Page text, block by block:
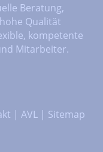
Beratung,
Qualität
kompetente
Mitarbeiter.
| AVL | Sitemap